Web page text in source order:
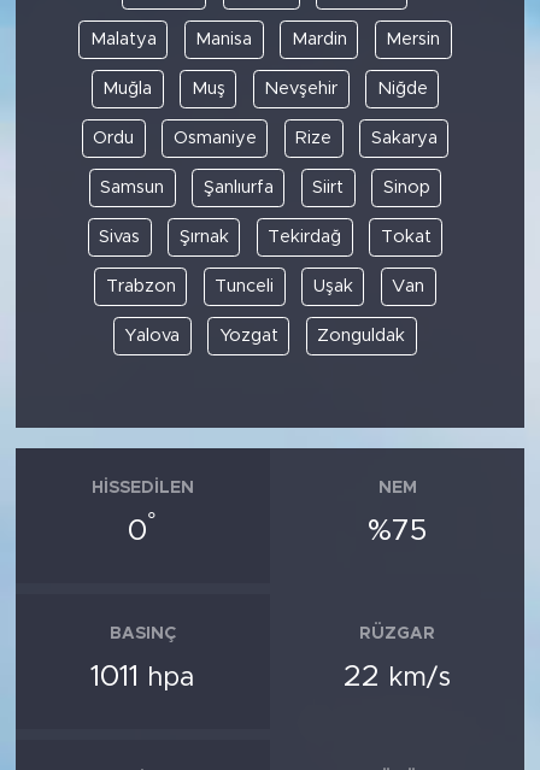
Malatya Manisa Mardin Mersin
Muğla Muş Nevşehir Niğde
Ordu Osmaniye Rize Sakarya
Samsun Şanlıurfa Siirt Sinop
Sivas Şırnak Tekirdağ Tokat
Trabzon Tunceli Uşak Van
Yalova Yozgat Zonguldak
HISSEDILEN
0°
NEM
%75
BASINÇ
1011 hpa
RÜZGAR
22 km/s